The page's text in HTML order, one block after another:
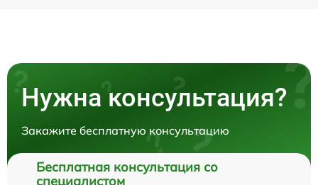
Нужна консультация?
Закажите бесплатную консультацию
Бесплатная консультация со
специалистом